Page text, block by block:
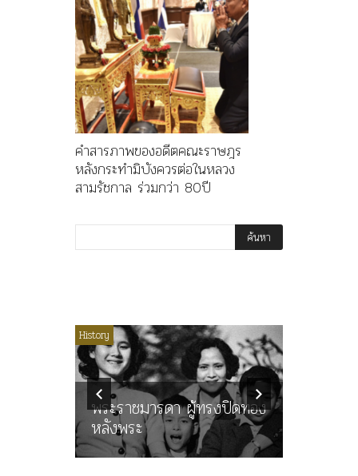
คำสารภาพของอดีตคณะราษฎร
หลังกระทำมิบังควรต่อในหลวง
สามรัชกาล ร่วมกว่า 80ปี
History
พระราชมารดา ผู้ทรงปิดทอง
หลังพระ